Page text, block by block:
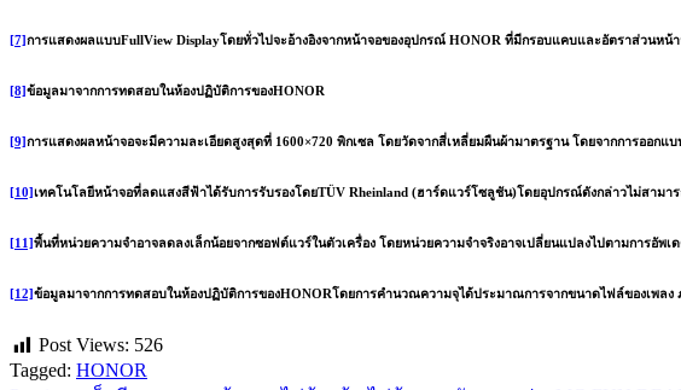
[7]การแสดงผลแบบFullView Displayโดยทั่วไปจะอ้างอิงจากหน้าจอของอุปกรณ์ HONOR ที่มีกรอบแคบและอัตราส่วนหน้
[8]ข้อมูลมาจากการทดสอบในห้องปฏิบัติการของHONOR
[9]การแสดงผลหน้าจอจะมีความละเอียดสูงสุดที่ 1600×720 พิกเซล โดยวัดจากสี่เหลี่ยมผืนผ้ามาตรฐาน โดยจากการออกแ
[10]เทคโนโลยีหน้าจอที่ลดแสงสีฟ้าได้รับการรับรองโดยTÜV Rheinland (ฮาร์ดแวร์โซลูชัน)โดยอุปกรณ์ดังกล่าวไม่สาม
[11]พื้นที่หน่วยความจำอาจลดลงเล็กน้อยจากซอฟต์แวร์ในตัวเครื่อง โดยหน่วยความจำจริงอาจเปลี่ยนแปลงไปตามการอัพ
[12]ข้อมูลมาจากการทดสอบในห้องปฏิบัติการของHONORโดยการคำนวณความจุได้ประมาณการจากขนาดไฟล์ของเพล
Post Views: 526
Tagged: HONOR